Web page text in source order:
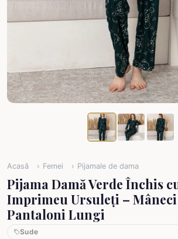
Acasă Femei Pijamale de dama
Pijama Damă Verde Închis
Imprimeu Ursuleți – Mâneci
Pantaloni Lungi
Sude